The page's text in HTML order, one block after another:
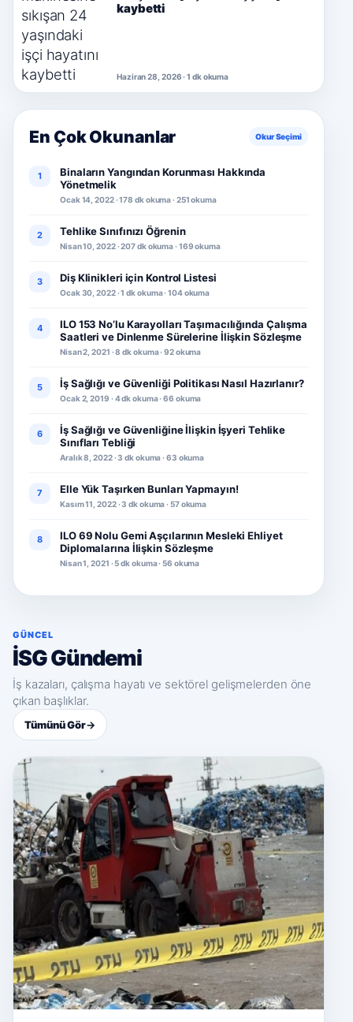
kaybetti
Haziran 28, 2026 · 1 dk okuma
En Çok Okunanlar Okur Seçimi
1
Binaların Yangından Korunması Hakkında
Yönetmelik
Ocak 14, 2022 · 178 dk okuma · 251 okuma
2 Tehlike Sınıfınızı Öğrenin
Nisan 10, 2022 · 207 dk okuma · 169 okuma
3 Diş Klinikleri için Kontrol Listesi
Ocak 30, 2022 · 1 dk okuma · 104 okuma
4
ILO 153 No’lu Karayolları Taşımacılığında Çalışma
Saatleri ve Dinlenme Sürelerine İlişkin Sözleşme
Nisan 2, 2021 · 8 dk okuma · 92 okuma
5 İş Sağlığı ve Güvenliği Politikası Nasıl Hazırlanır?
Ocak 2, 2019 · 4 dk okuma · 66 okuma
6
İş Sağlığı ve Güvenliğine İlişkin İşyeri Tehlike
Sınıfları Tebliği
Aralık 8, 2022 · 3 dk okuma · 63 okuma
7 Elle Yük Taşırken Bunları Yapmayın!
Kasım 11, 2022 · 3 dk okuma · 57 okuma
8
ILO 69 Nolu Gemi Aşçılarının Mesleki Ehliyet
Diplomalarına İlişkin Sözleşme
Nisan 1, 2021 · 5 dk okuma · 56 okuma
GÜNCEL
İSG Gündemi
İş kazaları, çalışma hayatı ve sektörel gelişmelerden öne
çıkan başlıklar.
Tümünü Gör→